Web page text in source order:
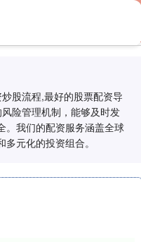
股流程,最好的股票配资导
险管理机制，能够及时发
。我们的配资服务涵盖全球
元化的投资组合。